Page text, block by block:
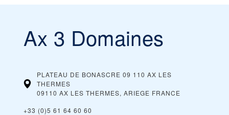
Ax 3 Domaines
PLATEAU DE BONASCRE 09 110 AX LES
THERMES
09110 AX LES THERMES, ARIEGE FRANCE
+33 (0)5 61 64 60 60